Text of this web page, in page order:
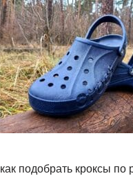
как подобрать кроксы по